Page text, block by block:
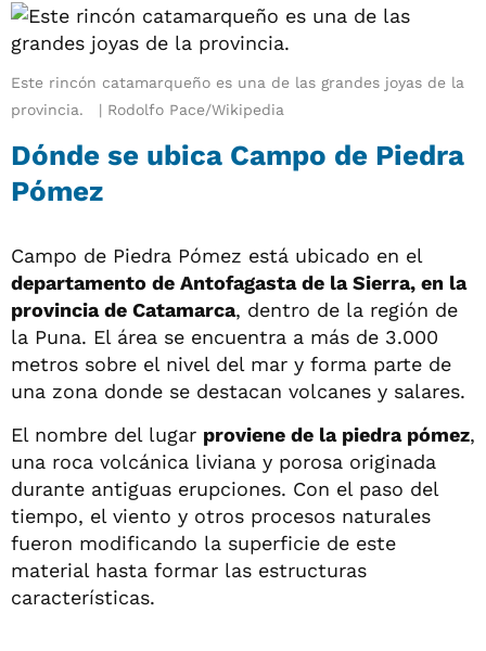
Este rincón catamarqueño es una de las grandes joyas de la
provincia.
Rodolfo Pace/Wikipedia
Dónde se ubica Campo de Piedra
Pómez
Campo de Piedra Pómez está ubicado en el
departamento de Antofagasta de la Sierra, en la
provincia de Catamarca, dentro de la región de
la Puna. El área se encuentra a más de 3.000
metros sobre el nivel del mar y forma parte de
una zona donde se destacan volcanes y salares.
El nombre del lugar proviene de la piedra pómez,
una roca volcánica liviana y porosa originada
durante antiguas erupciones. Con el paso del
tiempo, el viento y otros procesos naturales
fueron modificando la superficie de este
material hasta formar las estructuras
características.